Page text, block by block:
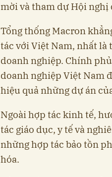
mời và tham dự Hội nghị
Tổng thống Macron
tác với Việt Nam, nhất là
doanh nghiệp. Chính
doanh nghiệp Việt Nam
hiệu quả những dự án
Ngoài hợp tác kinh tế,
tác giáo dục, y tế và
những hợp tác bảo tồn
hóa.